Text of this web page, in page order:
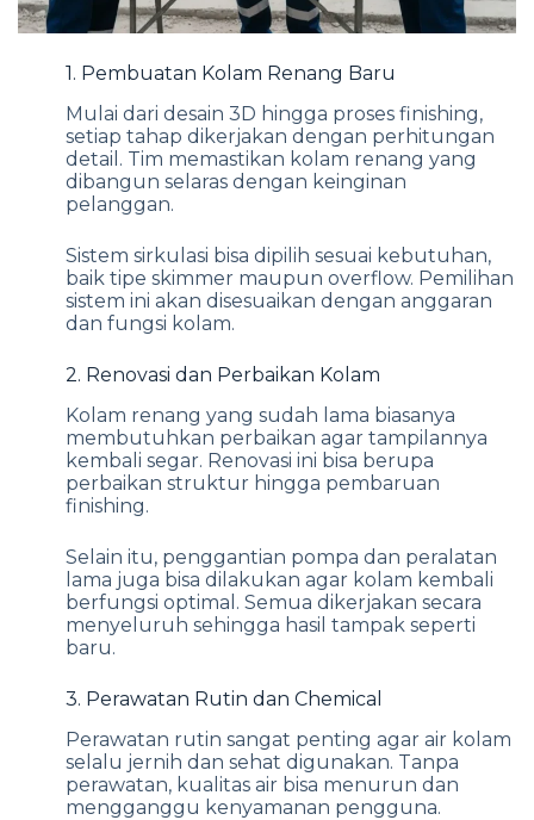
1. Pembuatan Kolam Renang Baru
Mulai dari desain 3D hingga proses finishing,
setiap tahap dikerjakan dengan perhitungan
detail. Tim memastikan kolam renang yang
dibangun selaras dengan keinginan
pelanggan.
Sistem sirkulasi bisa dipilih sesuai kebutuhan,
baik tipe skimmer maupun overflow. Pemilihan
sistem ini akan disesuaikan dengan anggaran
dan fungsi kolam.
2. Renovasi dan Perbaikan Kolam
Kolam renang yang sudah lama biasanya
membutuhkan perbaikan agar tampilannya
kembali segar. Renovasi ini bisa berupa
perbaikan struktur hingga pembaruan
finishing.
Selain itu, penggantian pompa dan peralatan
lama juga bisa dilakukan agar kolam kembali
berfungsi optimal. Semua dikerjakan secara
menyeluruh sehingga hasil tampak seperti
baru.
3. Perawatan Rutin dan Chemical
Perawatan rutin sangat penting agar air kolam
selalu jernih dan sehat digunakan. Tanpa
perawatan, kualitas air bisa menurun dan
mengganggu kenyamanan pengguna.